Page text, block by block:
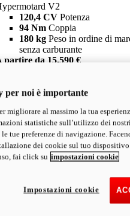
V2
120,4 CV Potenza
94 Nm Coppia
180 kg Peso in ordine di
senza carburante
partire da 15.590 €
SP
V2 SP
120,4 CVPotenza
94 NmCoppia
177 kgPeso in ordine di
senza carburante
Depotenziata 35 kW: 18.890 € i
configura scopri di più
per noi è importante
migliorare al massimo la tua
statistiche sull’utilizzo dei
le tue preferenze di navigazione.
dei cookie sul tuo
fai click su impostazioni cookie
Impostazioni cookie